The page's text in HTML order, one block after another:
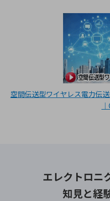
空間伝送型ワイヤレス電力伝
エレクトロニ
知見と経